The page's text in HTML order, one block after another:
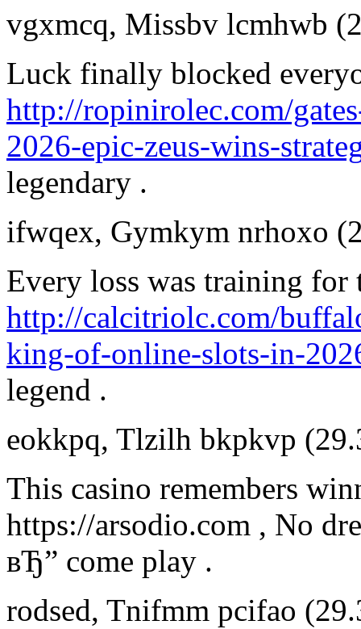
vgxmcq, Missbv lcmhwb
Luck finally blocked
http://ropinirolec.com/
2026-epic-zeus-wins-
legendary .
ifwqex, Gymkym nrhoxo
Every loss was training for
http://calcitriolc.com/
king-of-online-slots-in-
legend .
eokkpq, Tlzilh bkpkvp
This casino remembers
https://arsodio.com , No
вЂ” come play .
rodsed, Tnifmm pcifao